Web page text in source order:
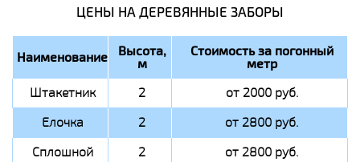
ЦЕНЫ НА ДЕРЕВЯННЫЕ ЗАБОРЫ
Наименование Высота,
м
Стоимость за погонный
метр
Штакетник 2
от 2000 руб.
Елочка
2
от 2800 руб.
Сплошной
2
от 2800 руб.